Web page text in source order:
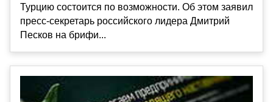
Турцию состоится по возможности. Об этом заявил
пресс-секретарь российского лидера Дмитрий
Песков на брифи...